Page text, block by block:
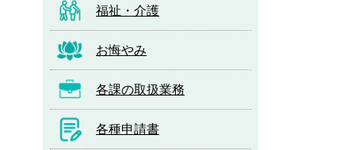
福祉・介護
お悔やみ
各課の取扱業務
各種申請書